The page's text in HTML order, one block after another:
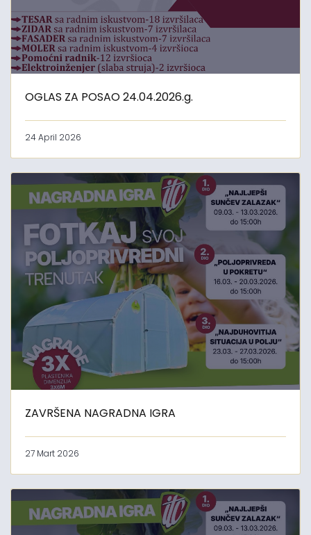
OGLAS ZA POSAO 24.04.2026.g.
24 April 2026
ZAVRŠENA NAGRADNA IGRA
27 Mart 2026